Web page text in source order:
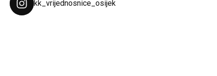
kk_vrijednosnice_osijek